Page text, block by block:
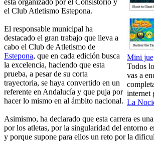
Mini
Todos
vas a
internet
La
está organizado por el Consistorio y
el Club Atletismo Estepona.
El responsable municipal ha
destacado el gran trabajo que lleva a
cabo el Club de Atletismo de
Estepona, que en cada edición busca
la excelencia, haciendo que esta
prueba, a pesar de su corta
trayectoria, se haya convertido en un
referente en Andalucía y que puja por
hacer lo mismo en al ámbito nacional.
Asimismo, ha declarado que esta carrera es
por los atletas, por la singularidad del entorno
y porque supone para ellos un reto por la